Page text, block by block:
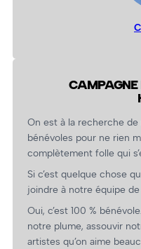
CAMPAGNE
On est à la recherche
bénévoles pour ne rien
complètement folle qui
Si c’est quelque chose
joindre à notre équipe de
Oui, c’est 100 %
notre plume, assouvir
artistes qu’on aime